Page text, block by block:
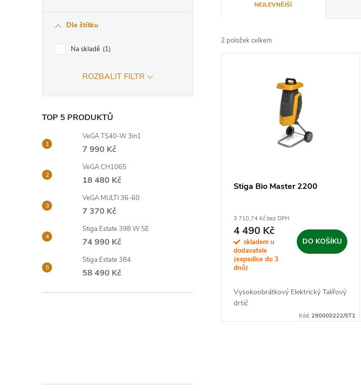
n
í
p
a
n
e
l
Dle štítku
Na skladě 1
ROZBALIT FILTR
TOP 5 PRODUKTŮ
VeGA TS40-W 3in1
7 990 Kč
VeGA CH1065
18 480 Kč
VeGA MULTI 36-60
7 370 Kč
Stiga Estate 398 W SE
74 990 Kč
Stiga Estate 384
58 490 Kč
a
z
NEJLEVNĚJŠÍ
2 položek celkem
k
Stiga Bio Master 2200
3 710,74 Kč bez DPH
4 490 Kč
skladem u
dodavatele
(expedice do 3
dnů)
DO KOŠÍKU
Vysokoobrátkový Elektrický Talířový
drtič
Kód:290000222/ST1